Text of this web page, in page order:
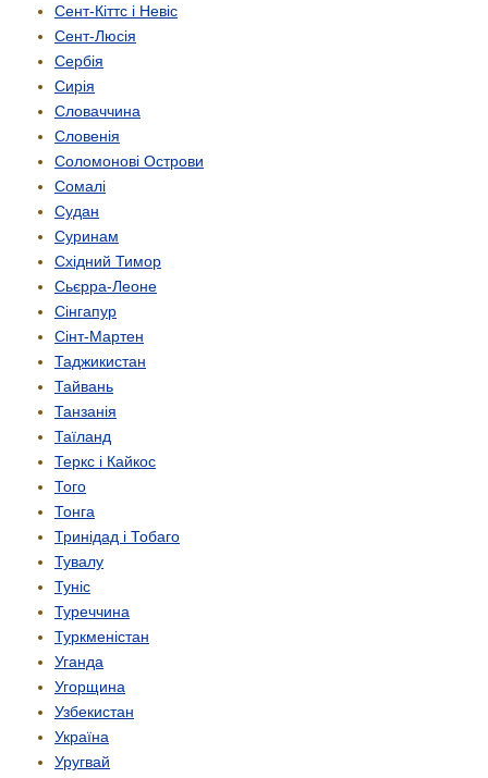
Сент-Кіттс і Невіс
Сент-Люсія
Сербія
Сирія
Словаччина
Словенія
Соломонові Острови
Сомалі
Судан
Суринам
Східний Тимор
Сьєрра-Леоне
Сінгапур
Сінт-Мартен
Таджикистан
Тайвань
Танзанія
Таїланд
Теркс і Кайкос
Того
Тонга
Тринідад і Тобаго
Тувалу
Туніс
Туреччина
Туркменістан
Уганда
Угорщина
Узбекистан
Україна
Уругвай